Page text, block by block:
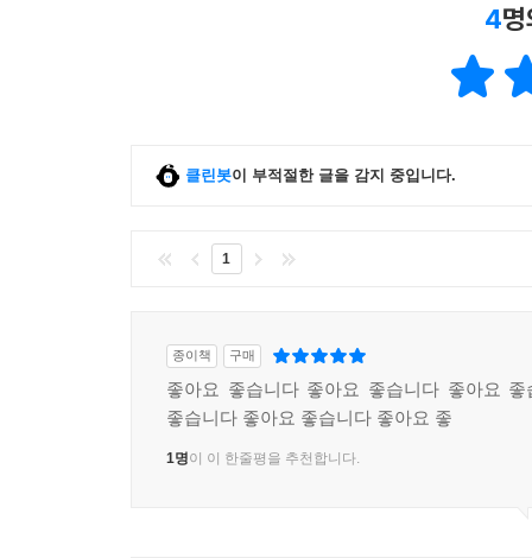
4
클린봇이 부적절한 글을 감지 중입니다.
1
종이책 구매
좋아요 좋습니다 좋아요 좋습니다 좋아요 좋
좋습니다 좋아요 좋습니다 좋아요 좋
1명이 이 한줄평을 추천합니다.